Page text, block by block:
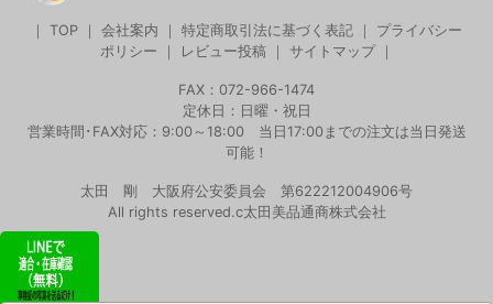
TOP 会社案内 特定商取引法に基づく表記
プライバシー
ポリシー
レビュー投稿｜ サイトマップ｜
FAX：072-966-1474
定休日：日曜・祝日
営業時間･FAX対応：9:00～18:00 当日17:00までの注文は当日発送
可能！
太田 剛 大阪府公安委員会 第622212004906号
All rights reserved.c太田美品通商株式会社